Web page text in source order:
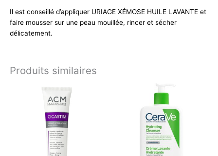
Il est conseillé d’appliquer URIAGE XÉMOSE HUILE LAVANTE et
faire mousser sur une peau mouillée, rincer et sécher
délicatement.
Produits similaires